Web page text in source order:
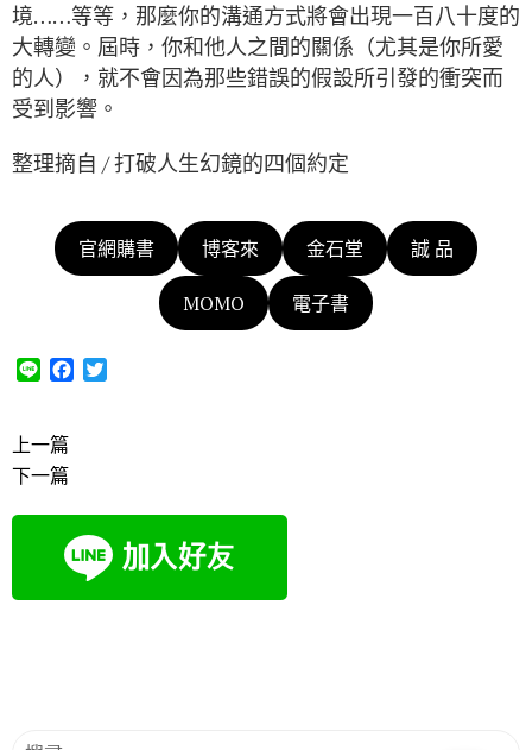
境……等等，那麼你的溝通方式將會出現一百八十度的
大轉變。屆時，你和他人之間的關係（尤其是你所愛
的人），就不會因為那些錯誤的假設所引發的衝突而
受到影響。
整理摘自 / 打破人生幻鏡的四個約定
官網購書 博客來 金石堂 誠 品
MOMO 電子書
e
o
k
r
上一篇
下一篇